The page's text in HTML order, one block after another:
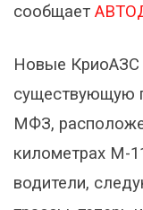
сообщает
Новые
существующую
МФЗ,
километрах М-
водители,